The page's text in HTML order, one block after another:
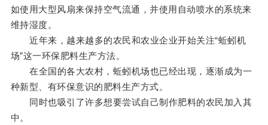
如使用大型风扇来保持空气流通，并使用自动喷水的系统来
维持湿度。
近年来，越来越多的农民和农业企业开始关注“蚯蚓机
场”这一环保肥料生产方法。
在全国的各大农村，蚯蚓机场也已经出现，逐渐成为一
种新型、有环保意识的肥料生产方式。
同时也吸引了许多想要尝试自己制作肥料的农民加入其
中。